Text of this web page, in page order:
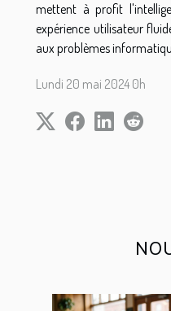
mettent à profit
expérience utilisateur
aux problèmes
Lundi 20 mai 2024 0h